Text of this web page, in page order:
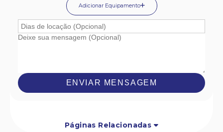
Adicionar Equipamento
ENVIAR MENSAGEM
Páginas Relacionadas